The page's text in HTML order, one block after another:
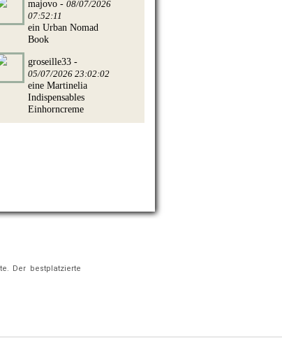
majovo - 08/07/2026
07:52:11
ein Urban Nomad
Book
groseille33 -
05/07/2026 23:02:02
eine Martinelia
Indispensables
Einhorncreme
Der bestplatzierte